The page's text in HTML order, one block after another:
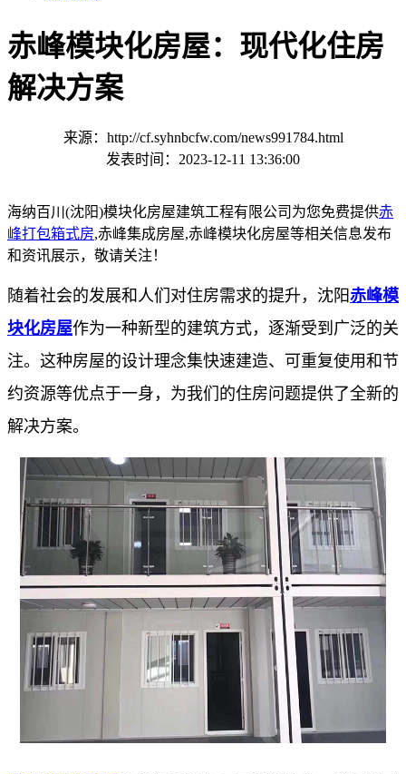
赤峰模块化房屋：现代化住房
解决方案
来源：http://cf.syhnbcfw.com/news991784.html
发表时间：2023-12-11 13:36:00
海纳百川(沈阳)模块化房屋建筑工程有限公司为您免费提供赤
峰打包箱式房,赤峰集成房屋,赤峰模块化房屋等相关信息发布
和资讯展示，敬请关注！
随着社会的发展和人们对住房需求的提升，沈阳赤峰模
块化房屋作为一种新型的建筑方式，逐渐受到广泛的关
注。这种房屋的设计理念集快速建造、可重复使用和节
约资源等优点于一身，为我们的住房问题提供了全新的
解决方案。